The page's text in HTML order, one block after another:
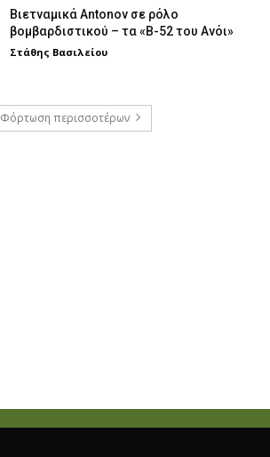
Βιετναμικά Antonov σε ρόλο
βομβαρδιστικού – τα «Β-52 του Ανόι»
Στάθης Βασιλείου
Φόρτωση περισσοτέρων